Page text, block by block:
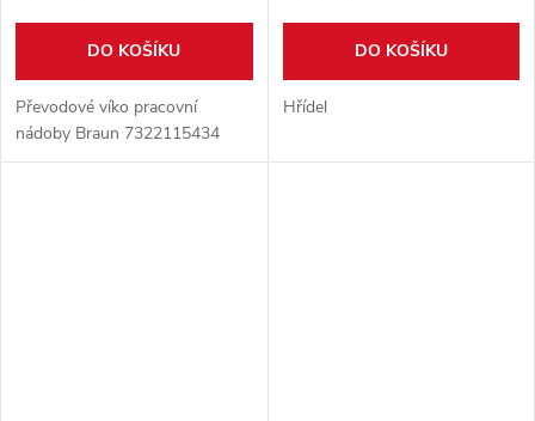
DO KOŠÍKU
Převodové víko pracovní
nádoby Braun 7322115434
DO KOŠÍKU
Hřídel